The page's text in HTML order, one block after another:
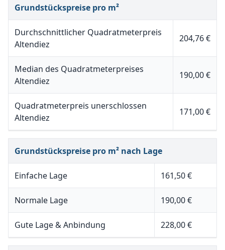
Grundstückspreise pro m²
Durchschnittlicher Quadratmeterpreis
Altendiez
204,76 €
Median des Quadratmeterpreises
Altendiez
190,00 €
Quadratmeterpreis unerschlossen
Altendiez
171,00 €
Grundstückspreise pro m² nach Lage
Einfache Lage 161,50 €
Normale Lage 190,00 €
Gute Lage & Anbindung 228,00 €